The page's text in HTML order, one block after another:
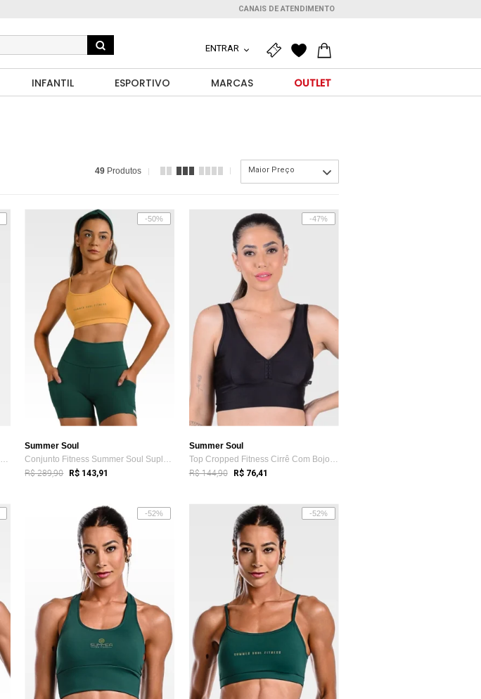
CANAIS DE ATENDIMENTO
ENTRAR
INFANTIL ESPORTIVO MARCAS OUTLET
49 Produtos Maior Preço
Conjunto Fitness Cirrê Short e Top Summe...
-50%
Summer Soul
Conjunto Fitness Summer Soul Suplex Shor...
R$ 289,90 R$ 143,91
-47%
Summer Soul
Top Cropped Fitness Cirrê Com Bojo Remov...
R$ 144,90 R$ 76,41
-52% -52%